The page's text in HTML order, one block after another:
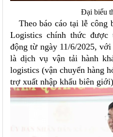
Đại biểu
Theo báo cáo tại lễ công
Logistics chính thức
động từ ngày 11/6/2025,
là dịch vụ vận tải hành
logistics (vận chuyển hàng
trợ xuất nhập khẩu biên